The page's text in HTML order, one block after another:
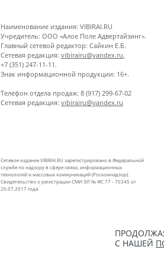
Наименование издания: VIBIRAI.RU
Учредитель: ООО «Алое Поле Адвертайзинг».
Главный сетевой редактор: Сайкин Е.Б.
Сетевая редакция: vibirairu@yandex.ru
+7 (351) 247-11-11.
Знак информационной продукции: 16+.
Телефон отдела продаж: 8 (917) 299-67-02
Сетевая редакция: vibirairu@yandex.ru
Сетевое издание VIBIRAI.RU зарегистрировано в Федеральной
службе по надзору в сфере связи, информационных
технологий и массовых коммуникаций (Роскомнадзор).
Свидетельство о регистрации СМИ ЭЛ № ФС 77 - 70345 от
20.07.2017 года
С НАШЕЙ